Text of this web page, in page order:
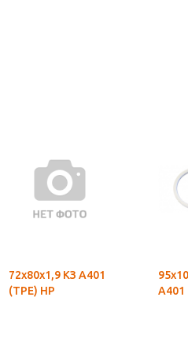
72х80х1,9 КЗ А401
(ТРЕ) НР
А401